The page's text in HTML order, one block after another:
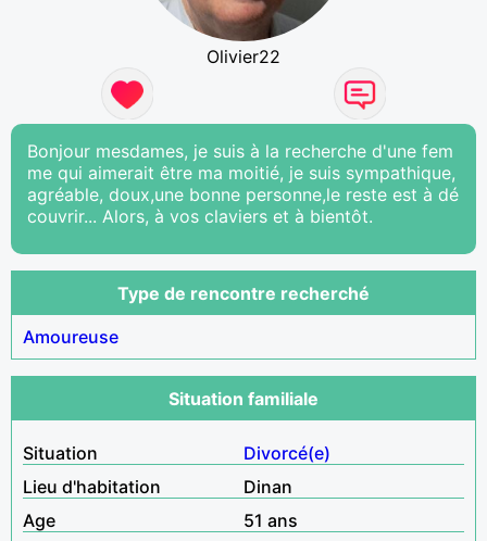
Olivier22
Bonjour mesdames, je suis à la recherche d'une fem
me qui aimerait être ma moitié, je suis sympathique,
agréable, doux,une bonne personne,le reste est à dé
couvrir... Alors, à vos claviers et à bientôt.
Type de rencontre recherché
Amoureuse
Situation familiale
Situation
Divorcé(e)
Lieu d'habitation
Dinan
Age
51 ans